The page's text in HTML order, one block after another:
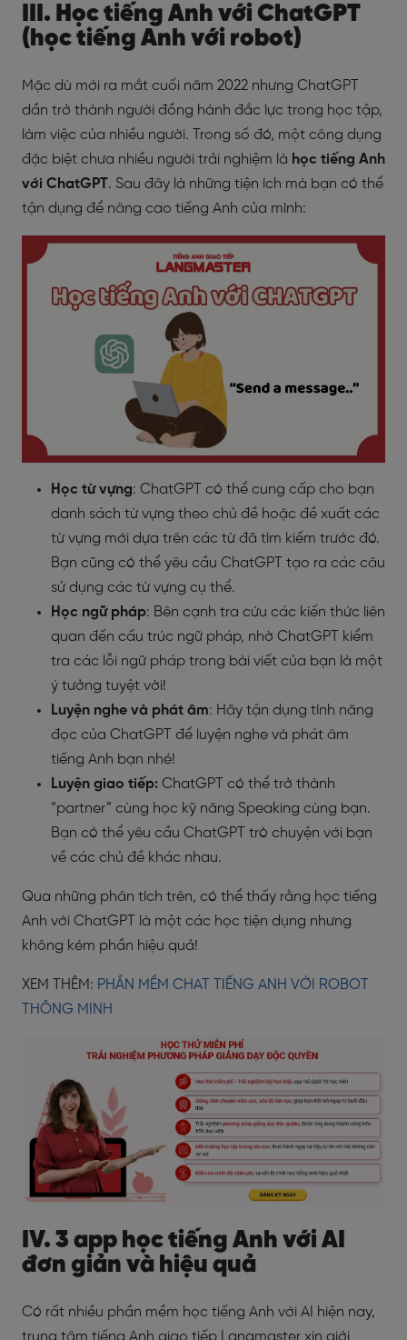
III. Học tiếng Anh với ChatGPT
(học tiếng Anh với robot)
Mặc dù mới ra mắt cuối năm 2022 nhưng ChatGPT
dần trở thành người đồng hành đắc lực trong học tập,
làm việc của nhiều người. Trong số đó, một công dụng
đặc biệt chưa nhiều người trải nghiệm là học tiếng Anh
với ChatGPT. Sau đây là những tiện ích mà bạn có thể
tận dụng để nâng cao tiếng Anh của mình:
Học từ vựng: ChatGPT có thể cung cấp cho bạn
danh sách từ vựng theo chủ đề hoặc đề xuất các
từ vựng mới dựa trên các từ đã tìm kiếm trước đó.
Bạn cũng có thể yêu cầu ChatGPT tạo ra các câu
sử dụng các từ vựng cụ thể.
Học ngữ pháp: Bên cạnh tra cứu các kiến thức liên
quan đến cấu trúc ngữ pháp, nhờ ChatGPT kiểm
tra các lỗi ngữ pháp trong bài viết của bạn là một
ý tưởng tuyệt vời!
Luyện nghe và phát âm: Hãy tận dụng tính năng
đọc của ChatGPT để luyện nghe và phát âm
tiếng Anh bạn nhé!
Luyện giao tiếp: ChatGPT có thể trở thành
“partner” cùng học kỹ năng Speaking cùng bạn.
Bạn có thể yêu cầu ChatGPT trò chuyện với bạn
về các chủ đề khác nhau.
Qua những phân tích trên, có thể thấy rằng học tiếng
Anh với ChatGPT là một các học tiện dụng nhưng
không kém phần hiệu quả!
XEM THÊM: PHẦN MỀM CHAT TIẾNG ANH VỚI ROBOT
THÔNG MINH
IV. 3 app học tiếng Anh với AI
đơn giản và hiệu quả
Có rất nhiều phần mềm học tiếng Anh với AI hiện nay,
trung tâm tiếng Anh giao tiếp Langmaster xin giới